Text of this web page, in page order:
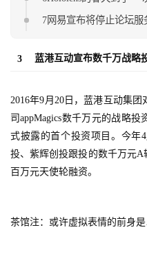
7网易宣布将停止论坛服
3 蓝港互动宣布数千万战略
2016年9月20日，蓝港互动集
司appMagics数千万元的战略
式披露的首个投资项目。今年
投、紫辉创投跟投的数千万元
百万元天使轮融资。
茶馆注：或许虚拟表情的前身